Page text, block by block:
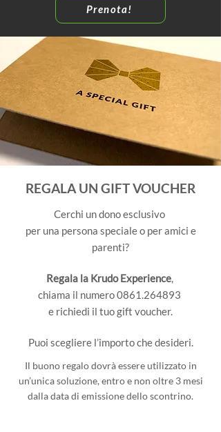
REGALA UN GIFT VOUCHER
Cerchi un dono esclusivo
per una persona speciale o per amici e
parenti?
Regala la Krudo Experience,
chiama il numero 0861.264893
e richiedi il tuo gift voucher.
Puoi scegliere l’importo che desideri.
Il buono regalo dovrà essere utilizzato in
un’unica soluzione, entro e non oltre 3 mesi
dalla data di emissione dello scontrino.
Prenota!